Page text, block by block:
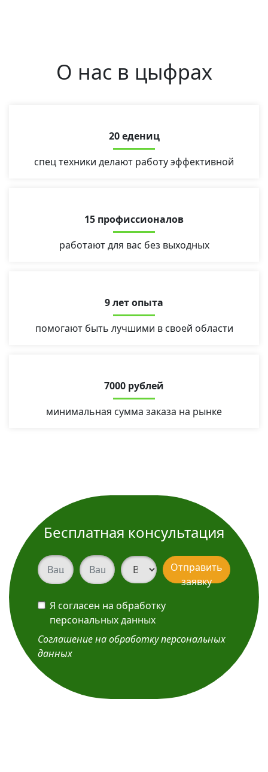
О нас в цыфрах
20 едениц
спец техники делают работу эффективной
15 профиссионалов
работают для вас без выходных
9 лет опыта
помогают быть лучшими в своей области
7000 рублей
минимальная сумма заказа на рынке
Бесплатная консультация
Ваш телефонВаш телефонВид услугиОтправить
заявку
Я согласен на обработку
персональных данных
Соглашение на обработку персональных
данных